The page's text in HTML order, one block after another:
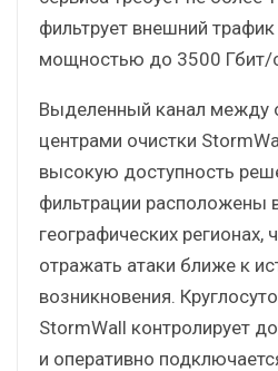
фильтрует внешний
мощностью до 3500 Гбит/
Выделенный канал между
центрами очистки
высокую доступность
фильтрации расположены
географических регионах,
отражать атаки ближе к
возникновения.
StormWall контролирует
и оперативно